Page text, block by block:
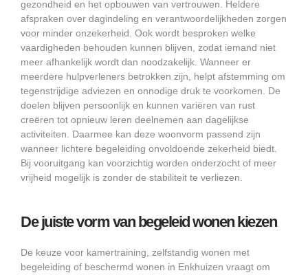
gezondheid en het opbouwen van vertrouwen. Heldere
afspraken over dagindeling en verantwoordelijkheden zorgen
voor minder onzekerheid. Ook wordt besproken welke
vaardigheden behouden kunnen blijven, zodat iemand niet
meer afhankelijk wordt dan noodzakelijk. Wanneer er
meerdere hulpverleners betrokken zijn, helpt afstemming om
tegenstrijdige adviezen en onnodige druk te voorkomen. De
doelen blijven persoonlijk en kunnen variëren van rust
creëren tot opnieuw leren deelnemen aan dagelijkse
activiteiten. Daarmee kan deze woonvorm passend zijn
wanneer lichtere begeleiding onvoldoende zekerheid biedt.
Bij vooruitgang kan voorzichtig worden onderzocht of meer
vrijheid mogelijk is zonder de stabiliteit te verliezen.
De juiste vorm van begeleid wonen kiezen
De keuze voor kamertraining, zelfstandig wonen met
begeleiding of beschermd wonen in Enkhuizen vraagt om